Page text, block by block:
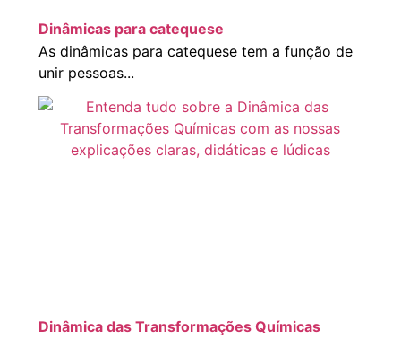
Dinâmicas para catequese
As dinâmicas para catequese tem a função de
unir pessoas...
Dinâmica das Transformações Químicas